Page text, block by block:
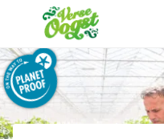
Verse Oogst